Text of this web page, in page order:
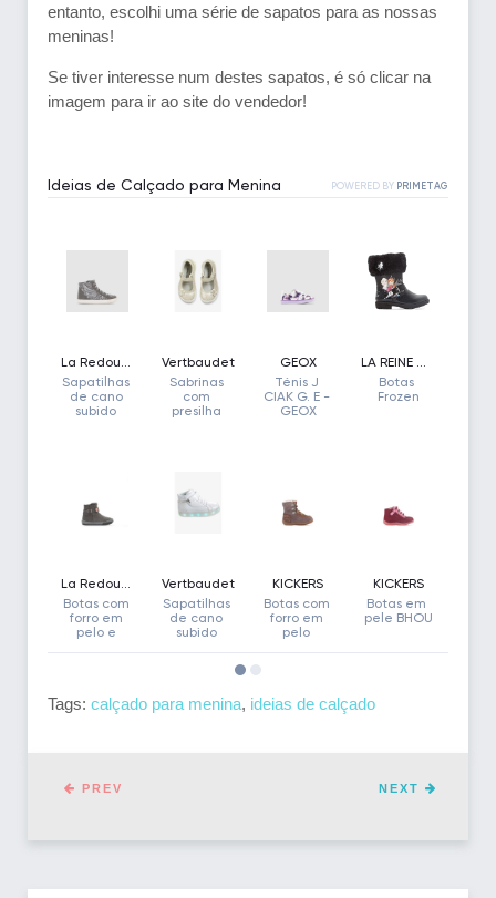
entanto, escolhi uma série de sapatos para as nossas
meninas!
Se tiver interesse num destes sapatos, é só clicar na
imagem para ir ao site do vendedor!
Tags: calçado para menina, ideias de calçado
NEXT
PREV